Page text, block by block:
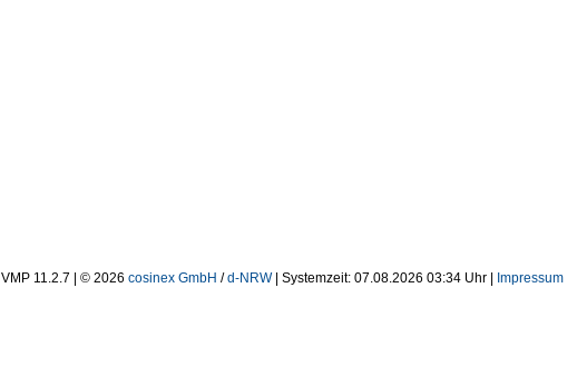
VMP 11.2.7 | © 2026 cosinex GmbH /d-NRW | Systemzeit: 07.08.2026 03:34 Uhr | Impressum